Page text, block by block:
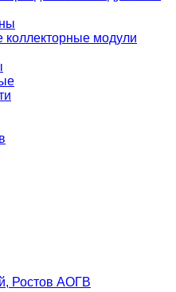
коллекторные модули
Ростов АОГВ